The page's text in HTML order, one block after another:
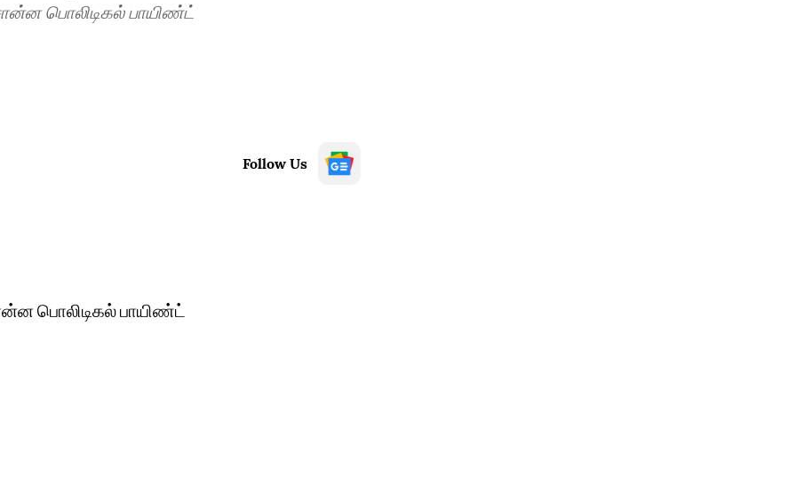
பொலிடிகல் பாயிண்ட்
Follow Us
பொலிடிகல் பாயிண்ட்